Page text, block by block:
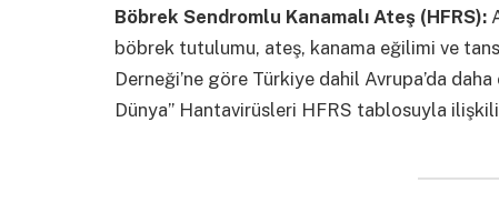
Böbrek Sendromlu Kanamalı Ateş (HFRS):
böbrek tutulumu, ateş, kanama eğilimi ve
Derneği’ne göre Türkiye dahil Avrupa’da
Dünya” Hantavirüsleri HFRS tablosuyla